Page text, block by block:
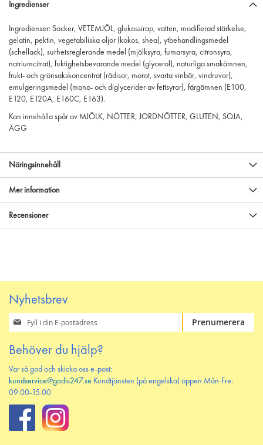
Ingredienser
Ingredienser: Socker, VETEMJÖL, glukossirap, vatten, modifierad stärkelse,
gelatin, pektin, vegetabiliska oljor (kokos, shea), ytbehandlingsmedel
(schellack), surhetsreglerande medel (mjölksyra, fumarsyra, citronsyra,
natriumcitrat), fuktighetsbevarande medel (glycerol), naturliga smakämnen,
frukt- och grönsakskoncentrat (rädisor, morot, svarta vinbär, vindruvor),
emulgeringsmedel (mono- och diglycerider av fettsyror), färgämnen (E100,
E120, E120A, E160C, E163).
Kan innehålla spår av MJÖLK, NÖTTER, JORDNÖTTER, GLUTEN, SOJA,
ÄGG
Näringsinnehåll
Mer information
Recensioner
Nyhetsbrev
Prenumerera
på
nyhetsbrev
Prenumerera
Behöver du hjälp?
Var så god och skicka oss e-post:
kundservice@godis247.se Kundtjänsten (på engelska) öppen Mån-Fre:
09.00-15.00